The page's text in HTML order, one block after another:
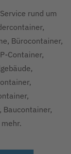
rund um
Bürocontainer,
Container,